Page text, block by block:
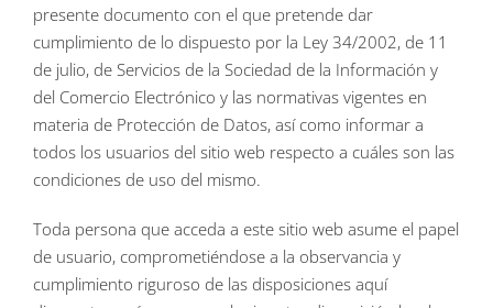
presente documento con el que pretende dar
cumplimiento de lo dispuesto por la Ley 34/2002, de 11
de julio, de Servicios de la Sociedad de la Información y
del Comercio Electrónico y las normativas vigentes en
materia de Protección de Datos, así como informar a
todos los usuarios del sitio web respecto a cuáles son las
condiciones de uso del mismo.
Toda persona que acceda a este sitio web asume el papel
de usuario, comprometiéndose a la observancia y
cumplimiento riguroso de las disposiciones aquí